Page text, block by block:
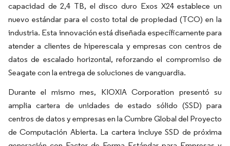
capacidad de 2,4 TB, el disco duro Exos X24 establece un
nuevo estándar para el costo total de propiedad (TCO) en la
industria. Esta innovación está diseñada específicamente para
atender a clientes de hiperescala y empresas con centros de
datos de escalado horizontal, reforzando el compromiso de
Seagate con la entrega de soluciones de vanguardia.
Durante el mismo mes, KIOXIA Corporation presentó su
amplia cartera de unidades de estado sólido (SSD) para
centros de datos y empresas en la Cumbre Global del Proyecto
de Computación Abierta. La cartera incluye SSD de próxima